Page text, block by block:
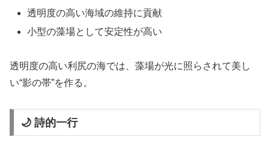
透明度の高い海域の維持に貢献
小型の藻場として安定性が高い
透明度の高い利尻の海では、藻場が光に照らされて美し
い“影の帯”を作る。
🌙 詩的一行